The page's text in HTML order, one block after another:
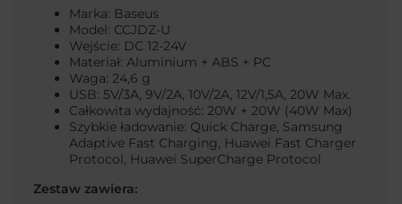
Marka: Baseus
Model: CCJDZ-U
Wejście: DC 12-24V
Materiał: Aluminium + ABS + PC
Waga: 24,6 g
USB: 5V/3A, 9V/2A, 10V/2A, 12V/1,5A, 20W Max.
Całkowita wydajność: 20W + 20W (40W Max)
Szybkie ładowanie: Quick Charge, Samsung
Adaptive Fast Charging, Huawei Fast Charger
Protocol, Huawei SuperCharge Protocol
Zestaw zawiera: